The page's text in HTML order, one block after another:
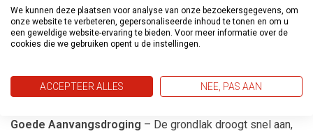
resultaat krijgt
Hoogvullend– De grondlak heeft een hoge vulling,
waardoor oneffenheden in het oppervlak goed worden
Zeer Goede (Kanten)dekking
– De grondlak dekt
Goede Aanvangsdroging – De grondlak droogt snel aan,
We kunnen deze plaatsen voor analyse van onze bezoekersgegevens, om
onze website te verbeteren, gepersonaliseerde inhoud te tonen en om u
een geweldige website-ervaring te bieden. Voor meer informatie over de
cookies die we gebruiken opent u de instellingen.
ACCEPTEER ALLES NEE, PAS AAN